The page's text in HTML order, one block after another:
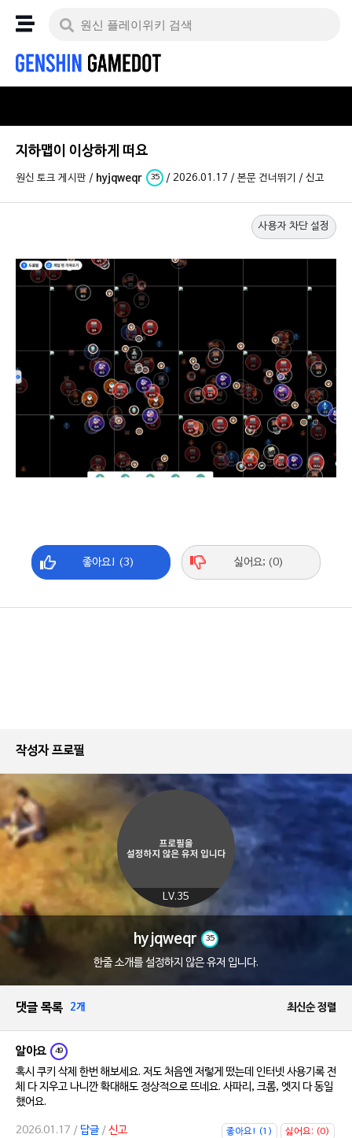
지하맵이 이상하게 떠요
원신 토크 게시판 / hyjqweqr 35 / 2026.01.17 / 본문 건너뛰기 / 신고
사용자 차단 설정
좋아요! (3) 싫어요; (0)
작성자 프로필
LV.35
hyjqweqr 35
한줄 소개를 설정하지 않은 유저 입니다.
댓글 목록 2개 최신순 정렬
알아요 49
혹시 쿠키 삭제 한번 해보세요. 저도 처음엔 저렇게 떴는데 인터넷 사용기록 전
체 다 지우고 나니깐 확대해도 정상적으로 뜨네요. 사파리, 크롬, 엣지 다 동일
했어요.
2026.01.17 / 답글/ 신고 좋아요! (1) 싫어요; (0)